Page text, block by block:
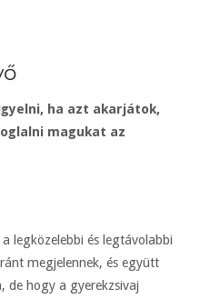
ha azt akarjátok,
magukat az
legközelebbi és legtávolabbi
megjelennek, és együtt
de hogy a gyerekzsivaj